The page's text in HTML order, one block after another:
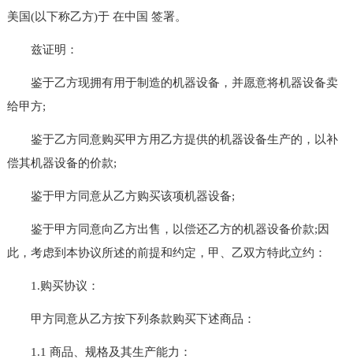
美国(以下称乙方)于 在中国 签署。
兹证明：
鉴于乙方现拥有用于制造的机器设备，并愿意将机器设备卖
给甲方;
鉴于乙方同意购买甲方用乙方提供的机器设备生产的，以补
偿其机器设备的价款;
鉴于甲方同意从乙方购买该项机器设备;
鉴于甲方同意向乙方出售，以偿还乙方的机器设备价款;因
此，考虑到本协议所述的前提和约定，甲、乙双方特此立约：
1.购买协议：
甲方同意从乙方按下列条款购买下述商品：
1.1 商品、规格及其生产能力：